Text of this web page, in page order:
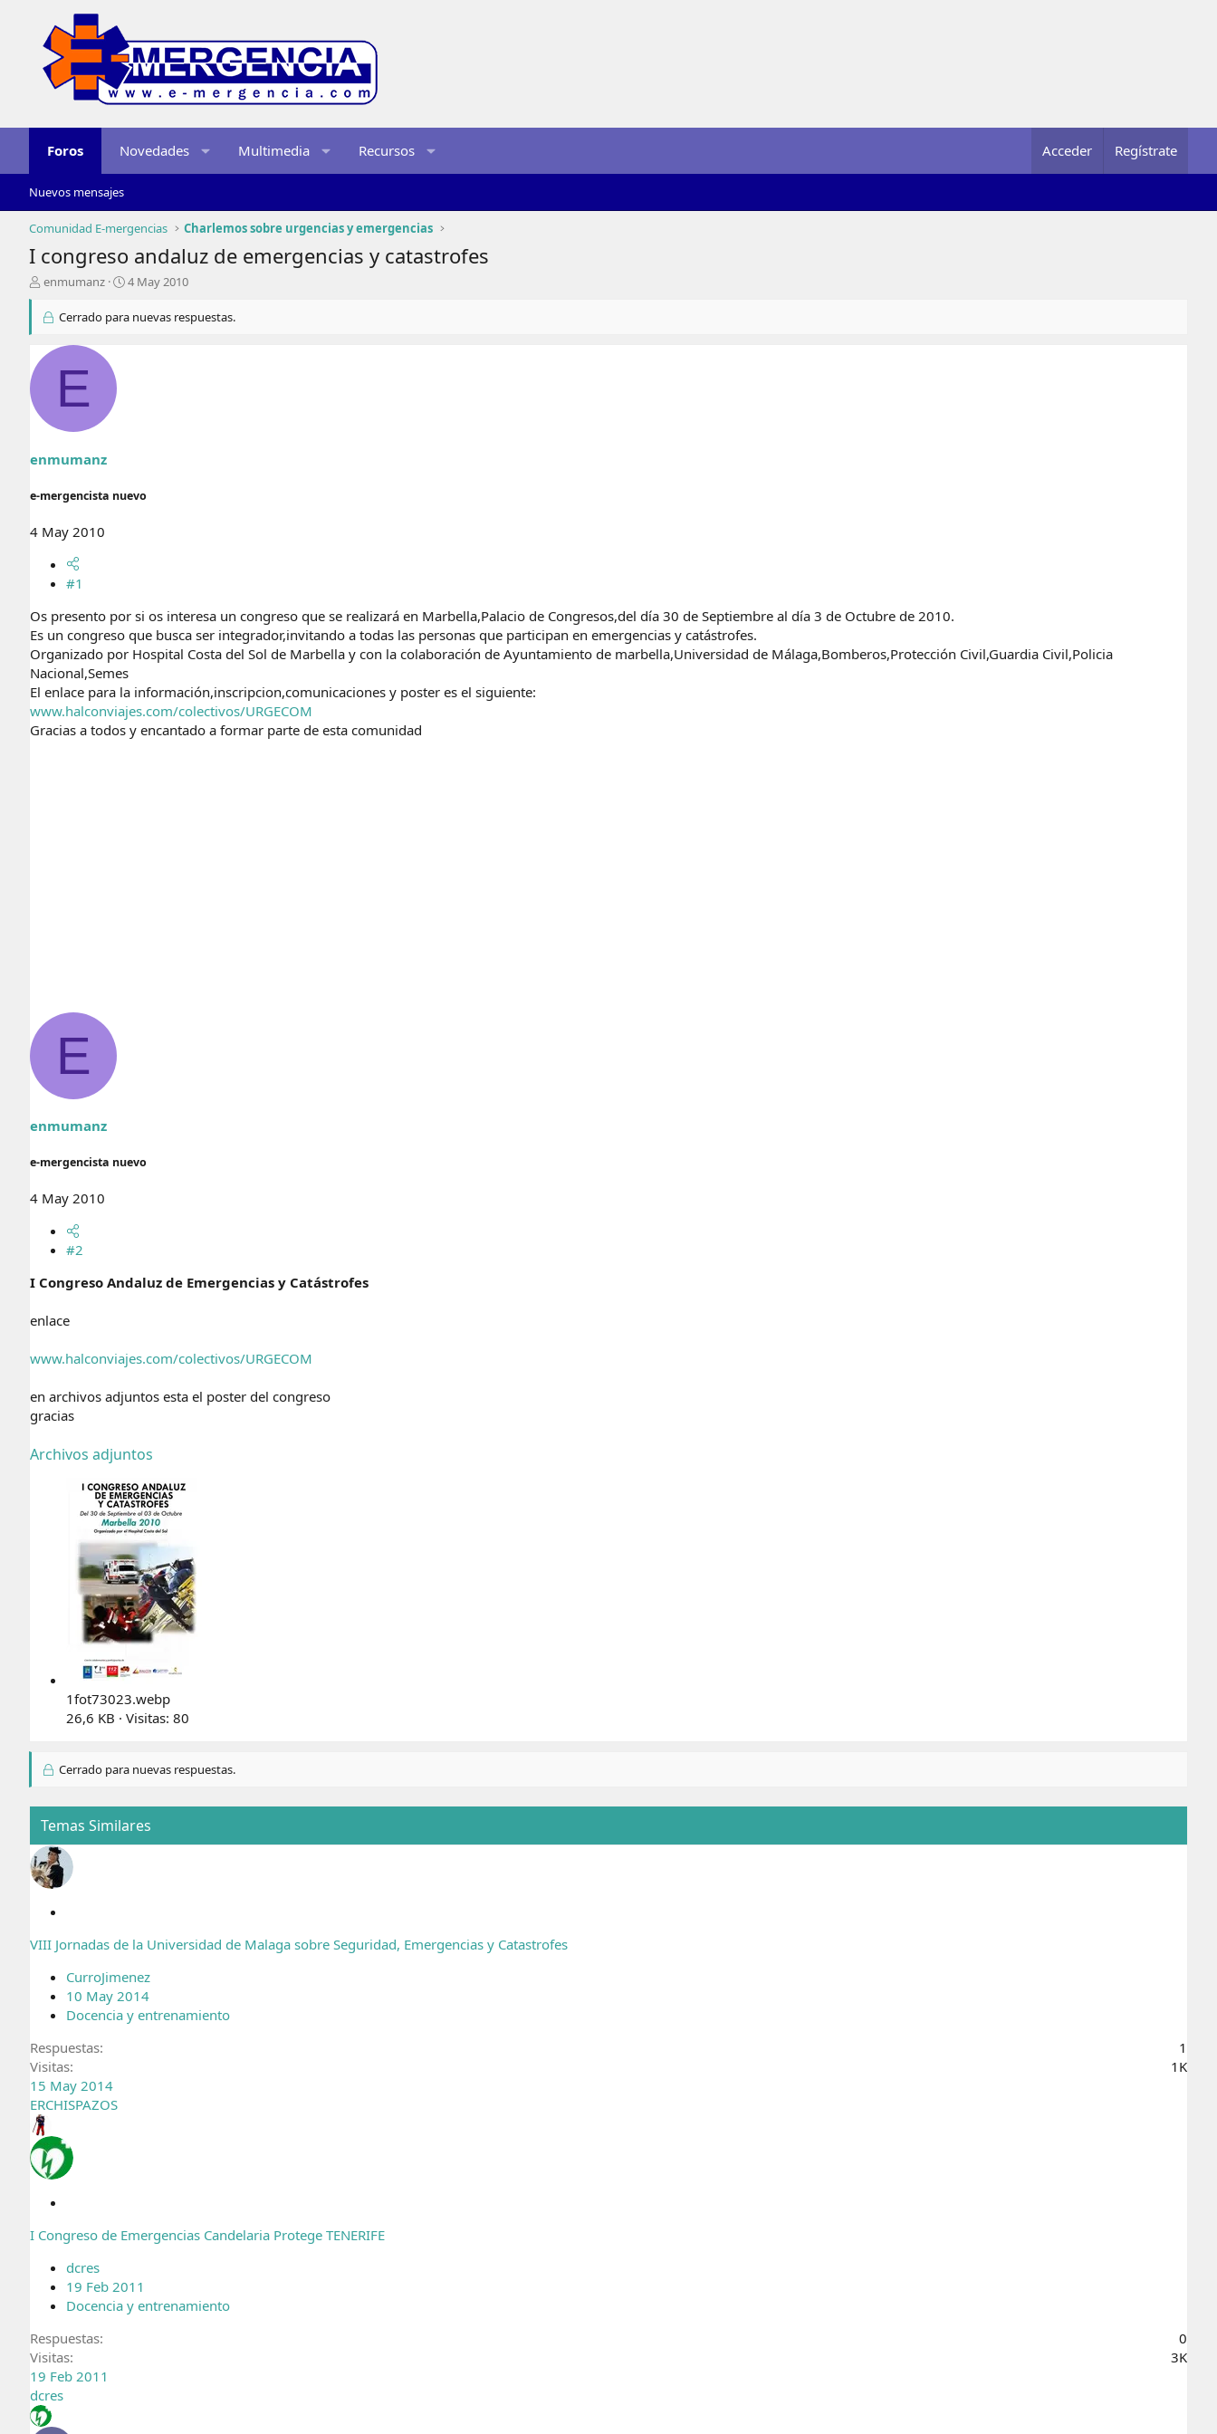
Foros Novedades Multimedia Recursos Acceder Regístrate
Nuevos mensajes
Comunidad E-mergencias Charlemos sobre urgencias y emergencias
I congreso andaluz de emergencias y catastrofes
I
i
a
d
l
e
a
enmumanz
F
c
4 May 2010
Cerrado para nuevas respuestas.
E
enmumanz
e-mergencista nuevo
4 May 2010
#1
Os presento por si os interesa un congreso que se realizará en Marbella,Palacio de Congresos,del día 30 de Septiembre al día 3 de Octubre de 2010.
Es un congreso que busca ser integrador,invitando a todas las personas que participan en emergencias y catástrofes.
Organizado por Hospital Costa del Sol de Marbella y con la colaboración de Ayuntamiento de marbella,Universidad de Málaga,Bomberos,Protección Civil,Guardia Civil,Policia
Nacional,Semes
El enlace para la información,inscripcion,comunicaciones y poster es el siguiente:
www.halconviajes.com/colectivos/URGECOM
Gracias a todos y encantado a formar parte de esta comunidad
E
enmumanz
e-mergencista nuevo
4 May 2010
#2
I Congreso Andaluz de Emergencias y Catástrofes
enlace
www.halconviajes.com/colectivos/URGECOM
en archivos adjuntos esta el poster del congreso
gracias
Archivos adjuntos
1fot73023.webp
26,6 KB · Visitas: 80
Cerrado para nuevas respuestas.
Temas Similares
r
a
d
o
VIII Jornadas de la Universidad de Malaga sobre Seguridad, Emergencias y Catastrofes
CurroJimenez
10 May 2014
Docencia y entrenamiento
Respuestas
1
Visitas
1K
15 May 2014
ERCHISPAZOS
r
a
d
o
I Congreso de Emergencias Candelaria Protege TENERIFE
dcres
19 Feb 2011
Docencia y entrenamiento
Respuestas
0
Visitas
3K
19 Feb 2011
dcres